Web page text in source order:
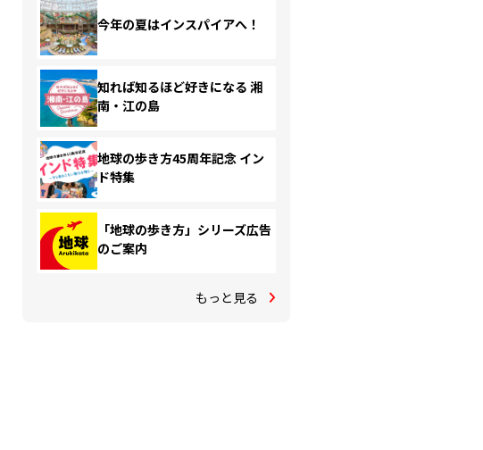
今年の夏はインスパイアへ！
知れば知るほど好きになる 湘
南・江の島
地球の歩き方45周年記念 イン
ド特集
「地球の歩き方」シリーズ広告
のご案内
もっと見る